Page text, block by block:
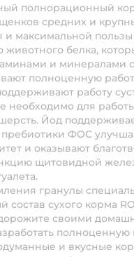
полнорационный
средних и
максимальной пользы
животного белка,
и минералами
полноценную
работу
необходимо для
Йод
ФОС
и оказывают
щитовидной
гранулы
состав сухого корма
своими
и вкусные